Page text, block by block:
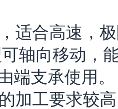
适合高速，
轴向移动，
端支承使用。
加工要求较